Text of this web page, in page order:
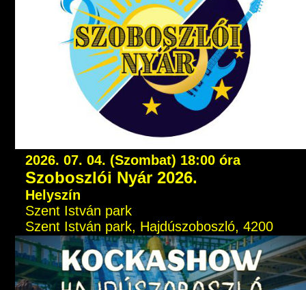
2026. 07. 04. (Szombat) 18:00 óra
Szoboszlói Nyár 2026.
Helyszín
Szent István park
Szent István park, Hajdúszoboszló, 4200